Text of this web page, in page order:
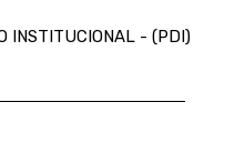
INSTITUCIONAL - (PDI)